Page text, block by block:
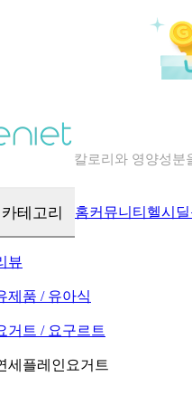
혈당 · 다이어트 음
테고리 홈커뮤니티 헬시딜
뷰
제품 / 유아식
거트 / 요구르트
세플레인요거트